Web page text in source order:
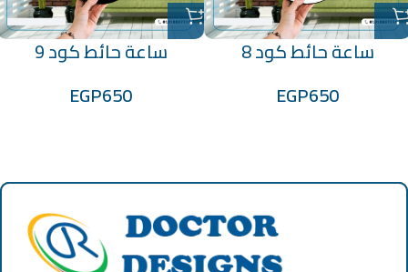
ساعة حائط كود 8
EGP650
ساعة حائط كود 9
EGP650